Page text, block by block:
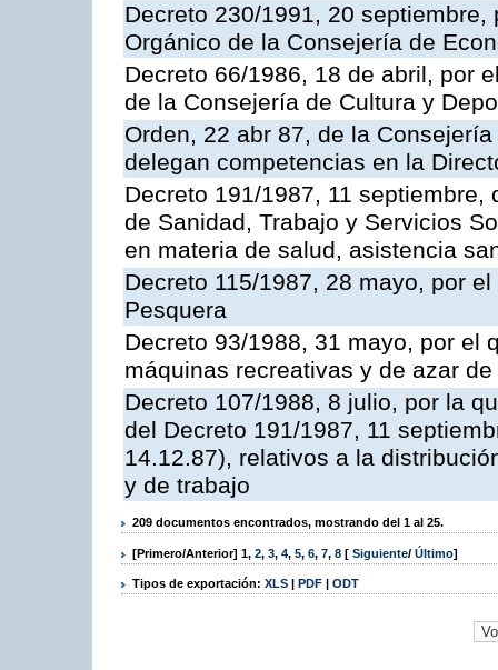
Decreto 230/1991, 20
Orgánico de la Consejería de
Decreto 66/1986, 18 de abril, por
de la Consejería de Cultura y
Orden, 22 abr 87, de la
delegan competencias en la
Decreto 191/1987, 11
de Sanidad, Trabajo y Servicios
en materia de salud, asistencia
Decreto 115/1987, 28 mayo, por
Pesquera
Decreto 93/1988, 31 mayo, por el
máquinas recreativas y de azar
Decreto 107/1988, 8 julio, por la
del Decreto 191/1987, 11
14.12.87), relativos a la
y de trabajo
209 documentos encontrados, mostrando del 1 al 25.
[Primero/Anterior] 1, 2, 3, 4, 5, 6, 7, 8 [ Siguiente/ Último]
Tipos de exportación: XLS | PDF | ODT